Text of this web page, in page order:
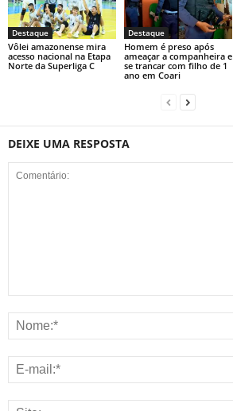
Destaque
Vôlei amazonense mira
acesso nacional na Etapa
Norte da Superliga C
Destaque
Homem é preso após
ameaçar a companheira e
se trancar com filho de 1
ano em Coari
DEIXE UMA RESPOSTA